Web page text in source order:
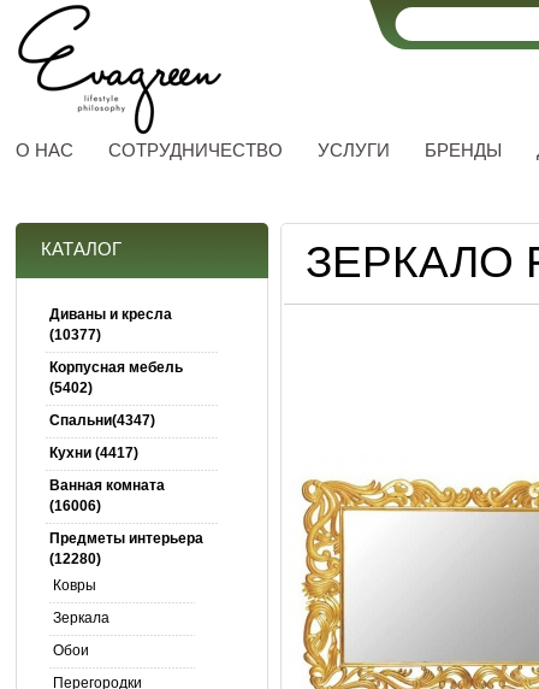
О НАС СОТРУДНИЧЕСТВО УСЛУГИ БРЕНДЫ
КАТАЛОГ
Диваны и кресла
(10377)
Корпусная мебель
(5402)
Спальни(4347)
Кухни (4417)
Ванная комната
(16006)
Предметы интерьера
(12280)
Ковры
Зеркала
Обои
Перегородки
ЗЕРКАЛО